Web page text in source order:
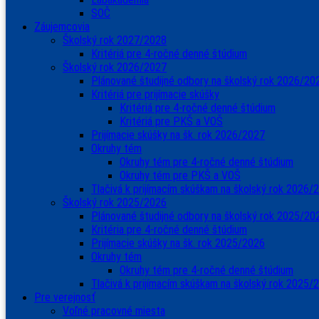
SOČ
Záujemcovia
Školský rok 2027/2028
Kritériá pre 4-ročné denné štúdium
Školský rok 2026/2027
Plánované študijné odbory na školský rok 2026/
Kritériá pre prijímacie skúšky
Kritériá pre 4-ročné denné štúdium
Kritériá pre PKŠ a VOŠ
Prijímacie skúšky na šk. rok 2026/2027
Okruhy tém
Okruhy tém pre 4-ročné denné štúdium
Okruhy tém pre PKŠ a VOŠ
Tlačivá k prijímacím skúškam na školský rok 2026/
Školský rok 2025/2026
Plánované študijné odbory na školský rok 2025/
Kritéria pre 4-ročné denné štúdium
Prijímacie skúšky na šk. rok 2025/2026
Okruhy tém
Okruhy tém pre 4-ročné denné štúdium
Tlačivá k prijímacím skúškam na školský rok 2025/
Pre verejnosť
Voľné pracovné miesta